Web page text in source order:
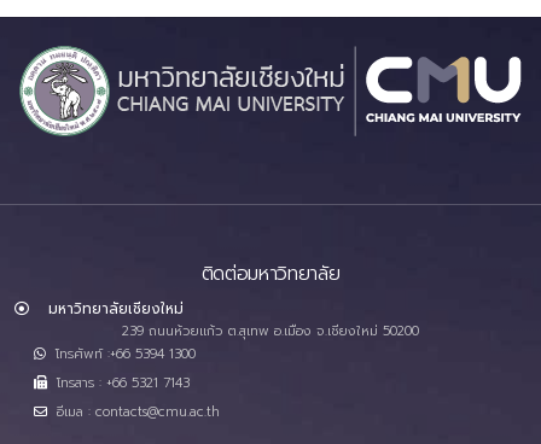
ติดต่อมหาวิทยาลัย
มหาวิทยาลัยเชียงใหม่
239 ถนนห้วยแก้ว ต.สุเทพ อ.เมือง จ.เชียงใหม่ 50200
โทรศัพท์ :+66 5394 1300
โทรสาร : +66 5321 7143
อีเมล : contacts@cmu.ac.th